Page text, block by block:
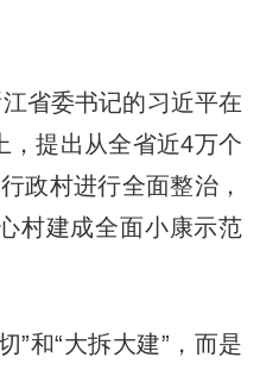
省委书记的习近平在
，提出从全省近4万个
政村进行全面整治，
村建成全面小康示范
和“大拆大建”，而是